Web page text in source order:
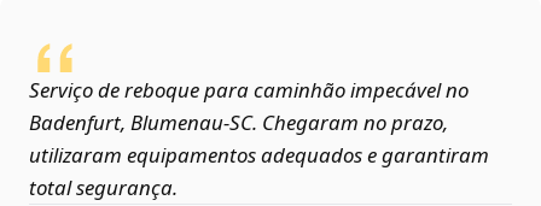
Serviço de reboque para caminhão impecável no
Badenfurt, Blumenau‑SC. Chegaram no prazo,
utilizaram equipamentos adequados e garantiram
total segurança.